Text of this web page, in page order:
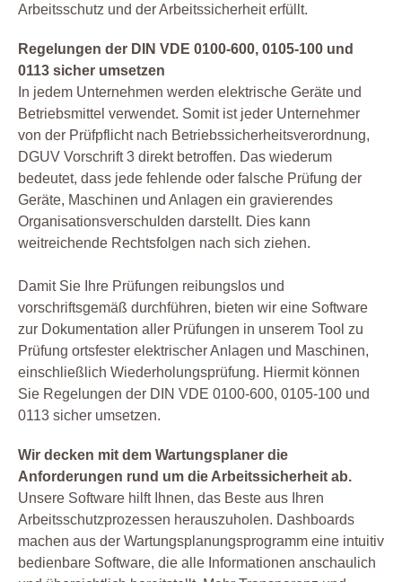
Arbeitsschutz und der Arbeitssicherheit erfüllt.
Regelungen der DIN VDE 0100-600, 0105-100 und
0113 sicher umsetzen
In jedem Unternehmen werden elektrische Geräte und
Betriebsmittel verwendet. Somit ist jeder Unternehmer
von der Prüfpflicht nach Betriebssicherheitsverordnung,
DGUV Vorschrift 3 direkt betroffen. Das wiederum
bedeutet, dass jede fehlende oder falsche Prüfung der
Geräte, Maschinen und Anlagen ein gravierendes
Organisationsverschulden darstellt. Dies kann
weitreichende Rechtsfolgen nach sich ziehen.
Damit Sie Ihre Prüfungen reibungslos und
vorschriftsgemäß durchführen, bieten wir eine Software
zur Dokumentation aller Prüfungen in unserem Tool zu
Prüfung ortsfester elektrischer Anlagen und Maschinen,
einschließlich Wiederholungsprüfung. Hiermit können
Sie Regelungen der DIN VDE 0100-600, 0105-100 und
0113 sicher umsetzen.
Wir decken mit dem Wartungsplaner die
Anforderungen rund um die Arbeitssicherheit ab.
Unsere Software hilft Ihnen, das Beste aus Ihren
Arbeitsschutzprozessen herauszuholen. Dashboards
machen aus der Wartungsplanungsprogramm eine intuitiv
bedienbare Software, die alle Informationen anschaulich